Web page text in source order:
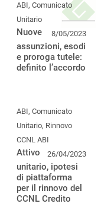
ABI, Comunicato
Unitario
8/05/2023
Nuove
assunzioni, esodi
e proroga tutele:
definito l’accordo
ABI, Comunicato
Unitario, Rinnovo
CCNL ABI
26/04/2023
Attivo
unitario, ipotesi
di piattaforma
per il rinnovo del
CCNL Credito